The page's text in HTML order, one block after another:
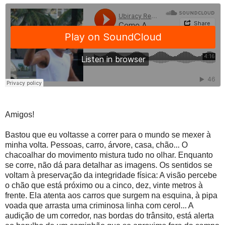
Amigos!
Bastou que eu voltasse a correr para o mundo se mexer à
minha volta. Pessoas, carro, árvore, casa, chão... O
chacoalhar do movimento mistura tudo no olhar. Enquanto
se corre, não dá para detalhar as imagens. Os sentidos se
voltam à preservação da integridade física: A visão percebe
o chão que está próximo ou a cinco, dez, vinte metros à
frente. Ela atenta aos carros que surgem na esquina, à pipa
voada que arrasta uma criminosa linha com cerol... A
audição de um corredor, nas bordas do trânsito, está alerta